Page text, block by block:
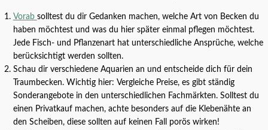
Vorab solltest du dir Gedanken machen, welche Art von Becken du
haben möchtest und was du hier später einmal pflegen möchtest.
Jede Fisch- und Pflanzenart hat unterschiedliche Ansprüche, welche
berücksichtigt werden sollten.
Schau dir verschiedene Aquarien an und entscheide dich für dein
Traumbecken. Wichtig hier: Vergleiche Preise, es gibt ständig
Sonderangebote in den unterschiedlichen Fachmärkten. Solltest du
einen Privatkauf machen, achte besonders auf die Klebenähte an
den Scheiben, diese sollten auf keinen Fall porös wirken!